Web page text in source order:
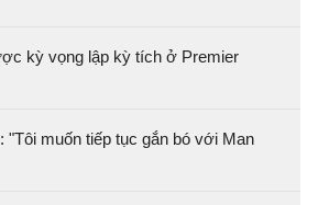
kỳ vọng lập kỳ tích ở Premier
"Tôi muốn tiếp tục gắn bó với Man